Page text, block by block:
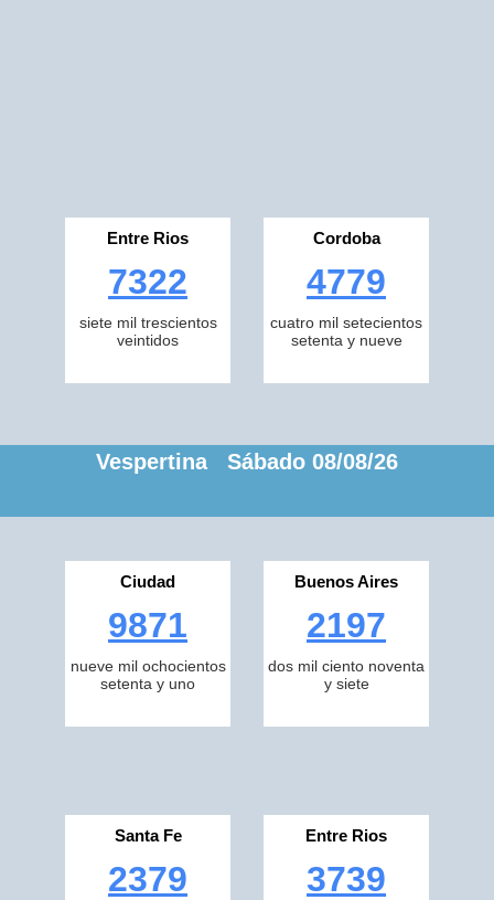
Entre Rios
7322
siete mil trescientos
veintidos
Cordoba
4779
cuatro mil setecientos
setenta y nueve
Vespertina Sábado 08/08/26
Ciudad
9871
nueve mil ochocientos
setenta y uno
Buenos Aires
2197
dos mil ciento noventa
y siete
Santa Fe
2379
Entre Rios
3739